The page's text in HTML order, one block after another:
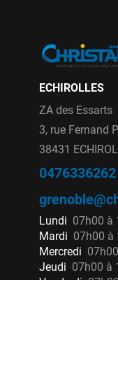
ECHIROLLES
ZA des Essarts
3, rue Fernand
38431
0476336262
Lundi 07h00 à
Mardi 07h00 à
Mercredi
Jeudi 07h00 à
Vendredi